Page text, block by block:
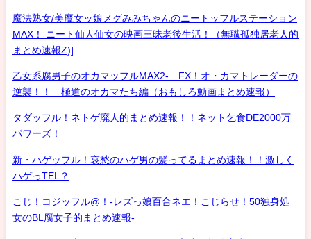
魔法熟女/美魔女ッ娘メグみみちゃんのニートッフルステーション
MAX！ ニート仙人仙女の映画三昧老後生活！（無職孤独居老人的
まとめ速報Z)]
乙女系腐男子のオカマッフルMAX2- FX！オ・カマトレーダーの
逆襲！！ 極道のオカマたち編（おもしろ動画まとめ速報）
タダッフル！ネトゲ廃人的まとめ速報！！ネット乞食DE2000万
パワーズ！
新・ハゲッフル！哀愁のハゲ男の髪ってるまとめ速報！！激しく
ハゲっTEL？
こじ！コジッフル@！-レズっ娘百合ネエ！こじらせ！50独身処
女のBL腐女子的まとめ速報-